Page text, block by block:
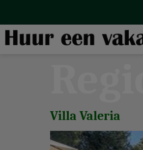
Villa Valeria